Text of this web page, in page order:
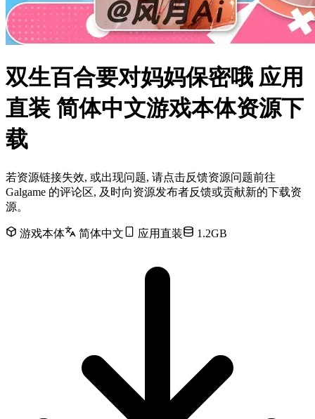
双生百合要对妈妈保密哦 应用
直装 简体中文游戏本体资源下
载
若资源链接失效, 或出现问题, 请点击反馈资源问题前往
Galgame 的评论区, 及时向资源发布者反馈或贡献新的下载资
源。
游戏本体 简体中文 应用直装 1.2GB